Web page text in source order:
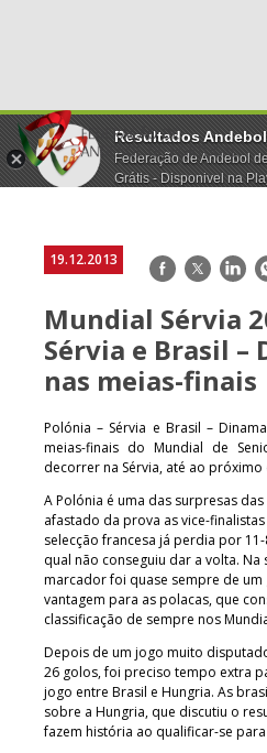
Resultados Andebol
Federação de Andebol
Grátis - Disponivel na
19.12.2013 Facebook
Twitter
Mundial Sérvia
Sérvia e Brasil –
nas meias-finais
Polónia – Sérvia e Brasil –
meias-finais do Mundial de
decorrer na Sérvia, até ao
A Polónia é uma das surpresas
afastado da prova as vice-
selecção francesa já perdia por
qual não conseguiu dar a volta.
marcador foi quase sempre de
vantagem para as polacas, que
classificação de sempre nos
Depois de um jogo muito
26 golos, foi preciso tempo extra
jogo entre Brasil e Hungria. As
sobre a Hungria, que discutiu o
fazem história ao qualificar-se